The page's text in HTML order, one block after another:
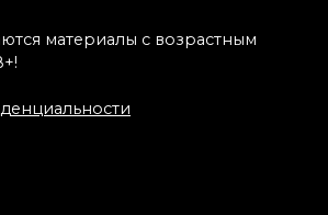
материалы с возрастным